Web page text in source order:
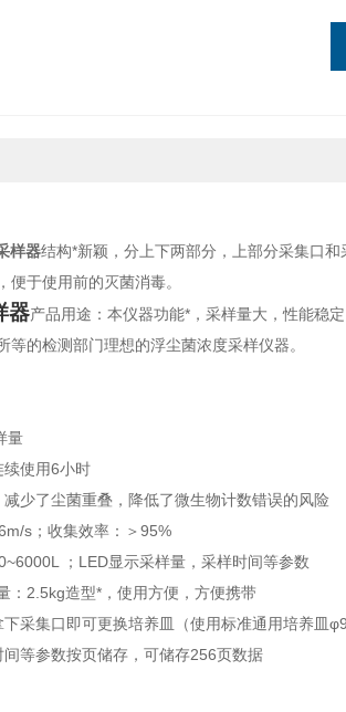
样器结构*新颖，分上下两部分，上部分采集口
便于使用前的灭菌消毒。
器产品用途：本仪器功能*，采样量大，性能稳
等的检测部门理想的浮尘菌浓度采样仪器。
量
续使用6小时
少了尘菌重叠，降低了微生物计数错误的风险
s；收集效率：＞95%
；LED显示采样量，采样时间等参数
：2.5kg造型*，使用方便，方便携带
采集口即可更换培养皿（使用标准通用培养皿
等参数按页储存，可储存256页数据